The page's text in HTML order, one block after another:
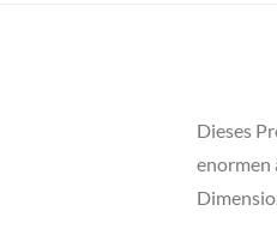
Dieses
enormen